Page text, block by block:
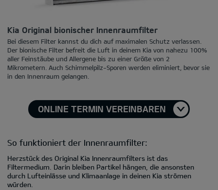
Kia Original bionischer Innenraumfilter
Bei diesem Filter kannst du dich auf maximalen Schutz verlassen.
Der bionische Filter befreit die Luft in deinem Kia von nahezu 100%
aller Feinstäube und Allergene bis zu einer Größe von 2
Mikrometern. Auch Schimmelpilz-Sporen werden eliminiert, bevor sie
in den Innenraum gelangen.
ONLINE TERMIN VEREINBAREN
So funktioniert der Innenraumfilter:
Herzstück des Original Kia Innenraumfilters ist das
Filtermedium. Darin bleiben Partikel hängen, die ansonsten
durch Lufteinlässe und Klimaanlage in deinen Kia strömen
würden.